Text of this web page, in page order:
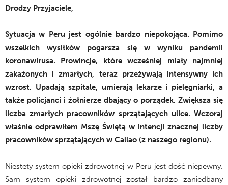
Drodzy Przyjaciele,
Sytuacja w Peru jest ogólnie bardzo niepokojąca. Pomimo
wszelkich wysiłków pogarsza się w wyniku pandemii
koronawirusa. Prowincje, które wcześniej miały najmniej
zakażonych i zmarłych, teraz przeżywają intensywny ich
wzrost. Upadają szpitale, umierają lekarze i pielęgniarki, a
także policjanci i żołnierze dbający o porządek. Zwiększa się
liczba zmarłych pracowników sprzątających ulice. Wczoraj
właśnie odprawiłem Mszę Świętą w intencji znacznej liczby
pracowników sprzątających w Callao (z naszego regionu).
Niestety system opieki zdrowotnej w Peru jest dość niepewny.
Sam system opieki zdrowotnej został bardzo zaniedbany